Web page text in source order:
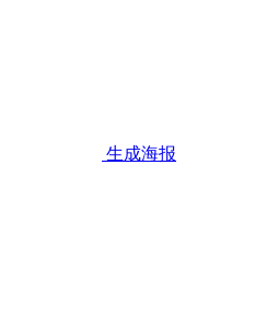
生成海报